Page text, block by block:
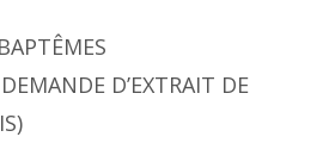
D’EXTRAIT DE